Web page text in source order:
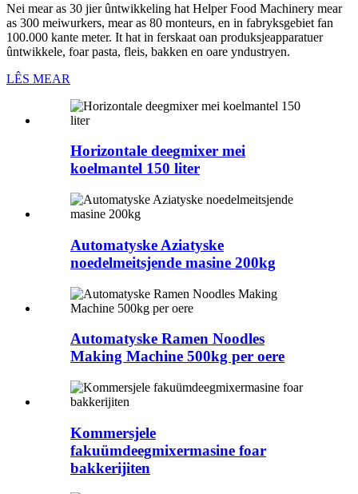
Nei mear as 30 jier ûntwikkeling hat Helper Food Machinery mear
as 300 meiwurkers, mear as 80 monteurs, en in fabryksgebiet fan
100.000 kante meter. It hat in ferskaat oan produksjeapparatuer
ûntwikkele, foar pasta, fleis, bakken en oare yndustryen.
LÊS MEAR
Horizontale deegmixer mei
koelmantel 150 liter
Automatyske Aziatyske
noedelmeitsjende masine 200kg
Automatyske Ramen Noodles
Making Machine 500kg per oere
Kommersjele
fakuümdeegmixermasine foar
bakkerijiten